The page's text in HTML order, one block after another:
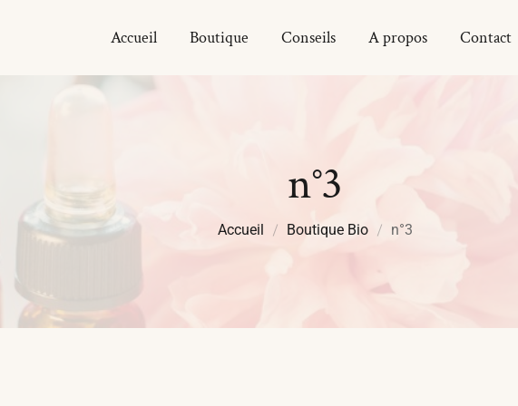
Accueil Boutique Conseils A propos Contact
n°3
Accueil Boutique Bio n°3